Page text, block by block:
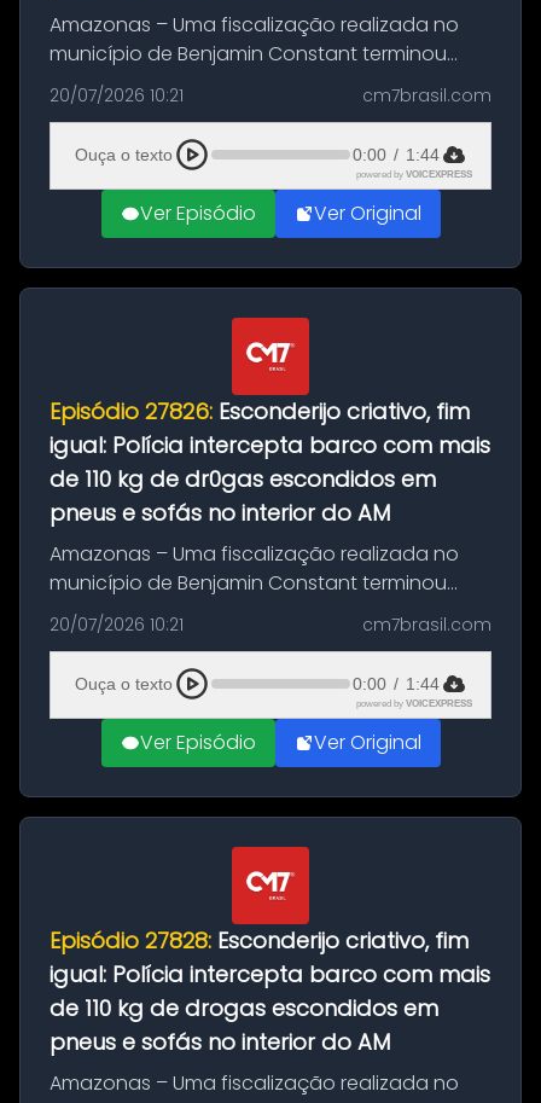
Amazonas – Uma fiscalização realizada no
município de Benjamin Constant terminou
com a apreensão de aproximadamente 115
quilos de entorpecentes em uma
embarcação atracada no porto da cidade. O
materia...
20/07/2026 10:21 cm7brasil.com
Ouça o texto 0:00 / 1:44
powered by VOICEXPRESS
Ver Episódio Ver Original
Episódio 27826: Esconderijo criativo, fim
igual: Polícia intercepta barco com mais
de 110 kg de dr0gas escondidos em
pneus e sofás no interior do AM
Amazonas – Uma fiscalização realizada no
município de Benjamin Constant terminou
com a apreensão de aproximadamente 115
quilos de entorpecentes em uma
embarcação atracada no porto da cidade. O
materia...
20/07/2026 10:21 cm7brasil.com
Ouça o texto 0:00 / 1:44
powered by VOICEXPRESS
Ver Episódio Ver Original
Episódio 27828: Esconderijo criativo, fim
igual: Polícia intercepta barco com mais
de 110 kg de drogas escondidos em
pneus e sofás no interior do AM
Amazonas – Uma fiscalização realizada no